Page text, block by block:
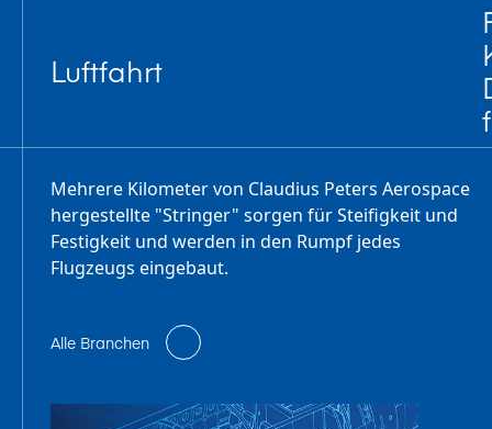
Luftfahrt
Mehrere Kilometer von Claudius Peters Aerospace
hergestellte "Stringer" sorgen für Steifigkeit und
Festigkeit und werden in den Rumpf jedes
Flugzeugs eingebaut.
Alle Branchen